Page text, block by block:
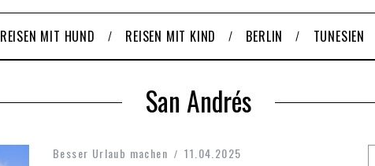
REISEN MIT HUND REISEN MIT KIND BERLIN TUNESIEN
San Andrés
Besser Urlaub machen 11.04.2025